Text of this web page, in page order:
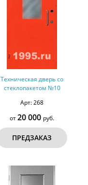
Техническая дверь со
стеклопакетом №10
Арт: 268
от20 000 руб.
ПРЕДЗАКАЗ